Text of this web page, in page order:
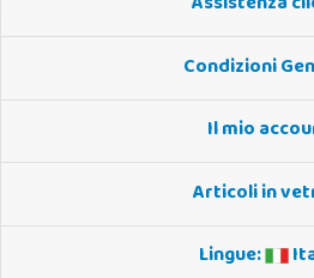
Condizioni
Il mio
Articoli in
Lingue: